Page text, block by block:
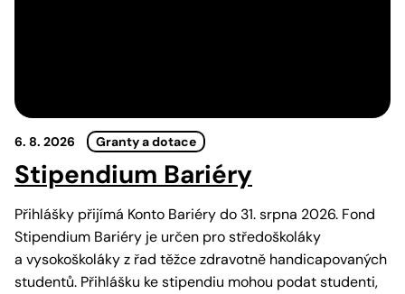
6. 8. 2026 Granty a dotace
Stipendium Bariéry
Přihlášky přijímá Konto Bariéry do 31. srpna 2026. Fond
Stipendium Bariéry je určen pro středoškoláky
a vysokoškoláky z řad těžce zdravotně handicapovaných
studentů. Přihlášku ke stipendiu mohou podat studenti,